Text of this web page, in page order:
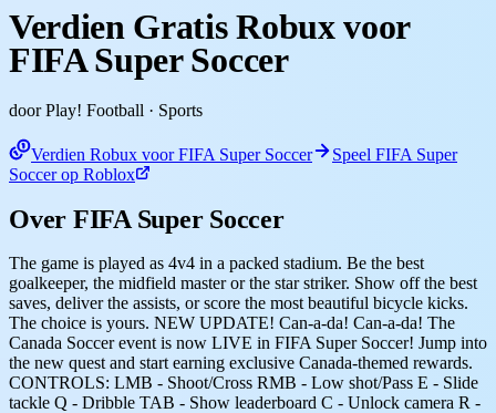
Verdien Gratis Robux voor
FIFA Super Soccer
door Play! Football · Sports
Verdien Robux voor FIFA Super Soccer
Speel FIFA Super
Soccer op Roblox
Over FIFA Super Soccer
The game is played as 4v4 in a packed stadium. Be the best
goalkeeper, the midfield master or the star striker. Show off the best
saves, deliver the assists, or score the most beautiful bicycle kicks.
The choice is yours. NEW UPDATE! Can-a-da! Can-a-da! The
Canada Soccer event is now LIVE in FIFA Super Soccer! Jump into
the new quest and start earning exclusive Canada-themed rewards.
CONTROLS: LMB - Shoot/Cross RMB - Low shot/Pass E - Slide
tackle Q - Dribble TAB - Show leaderboard C - Unlock camera R -